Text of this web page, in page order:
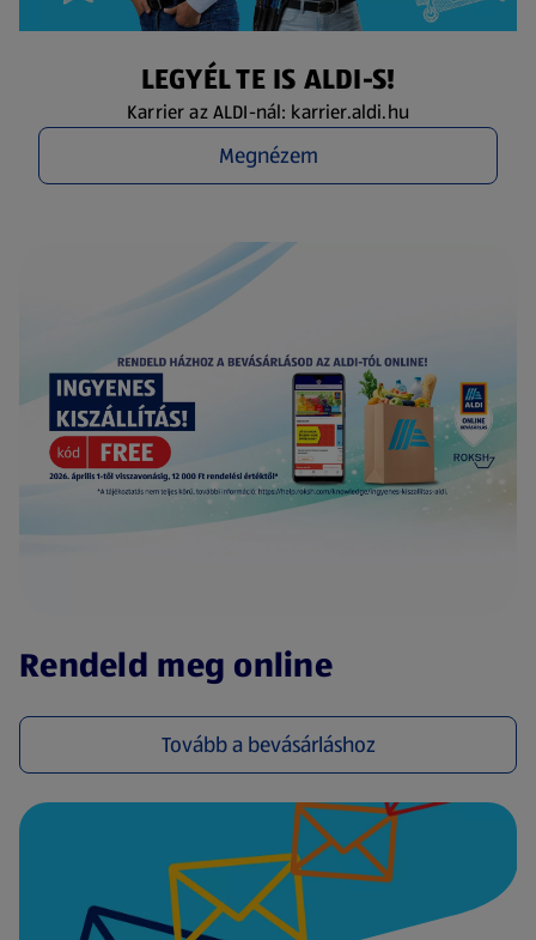
LEGYÉL TE IS ALDI-S!
Karrier az ALDI-nál: karrier.aldi.hu
Megnézem
Rendeld meg online
Tovább a bevásárláshoz
(új oldalon nyílik meg)